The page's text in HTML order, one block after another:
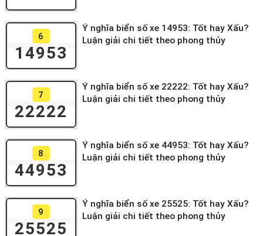
6
14953
Ý nghĩa biển số xe 14953: Tốt hay Xấu?
Luận giải chi tiết theo phong thủy
7
22222
Ý nghĩa biển số xe 22222: Tốt hay Xấu?
Luận giải chi tiết theo phong thủy
8
44953
Ý nghĩa biển số xe 44953: Tốt hay Xấu?
Luận giải chi tiết theo phong thủy
9
25525
Ý nghĩa biển số xe 25525: Tốt hay Xấu?
Luận giải chi tiết theo phong thủy